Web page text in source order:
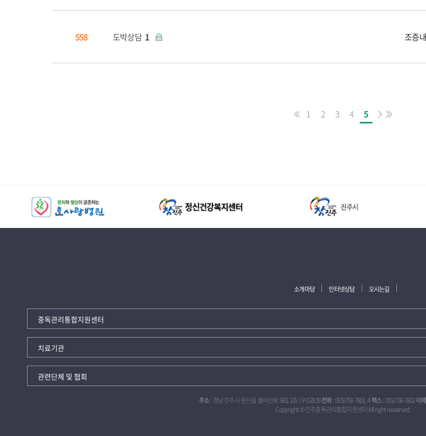
558 도박상담 1 조증내
1 2 3 4 5
소개마당 인터넷상담 오시는길
주소: 경남 진주시 문산읍 월아산로 983, 2층 (우)52839전화: 055)758-7801, 4팩스: 055)758-7802이
Copyright © 진주중독관리통합지원센터 All right reaserved.